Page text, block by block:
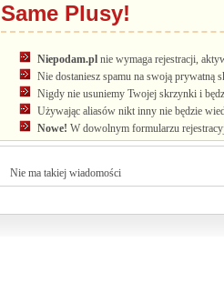
Same Plusy!
Niepodam.pl nie wymaga rejestracji,
Nie dostaniesz spamu na swoją prywatną
Nigdy nie usuniemy Twojej skrzynki i
Używając aliasów nikt inny nie będzie
Nowe! W dowolnym formularzu
Nie ma takiej wiadomości